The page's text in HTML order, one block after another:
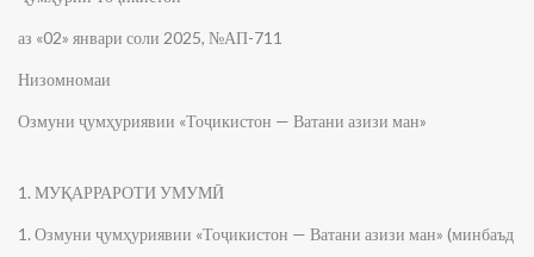
аз «02» январи соли 2025, №АП-711
Низомномаи
Озмуни ҷумҳуриявии «Тоҷикистон — Ватани азизи ман»
1. МУҚАРРАРОТИ УМУМӢ
1. Озмуни ҷумҳуриявии «Тоҷикистон — Ватани азизи ман» (минбаъд